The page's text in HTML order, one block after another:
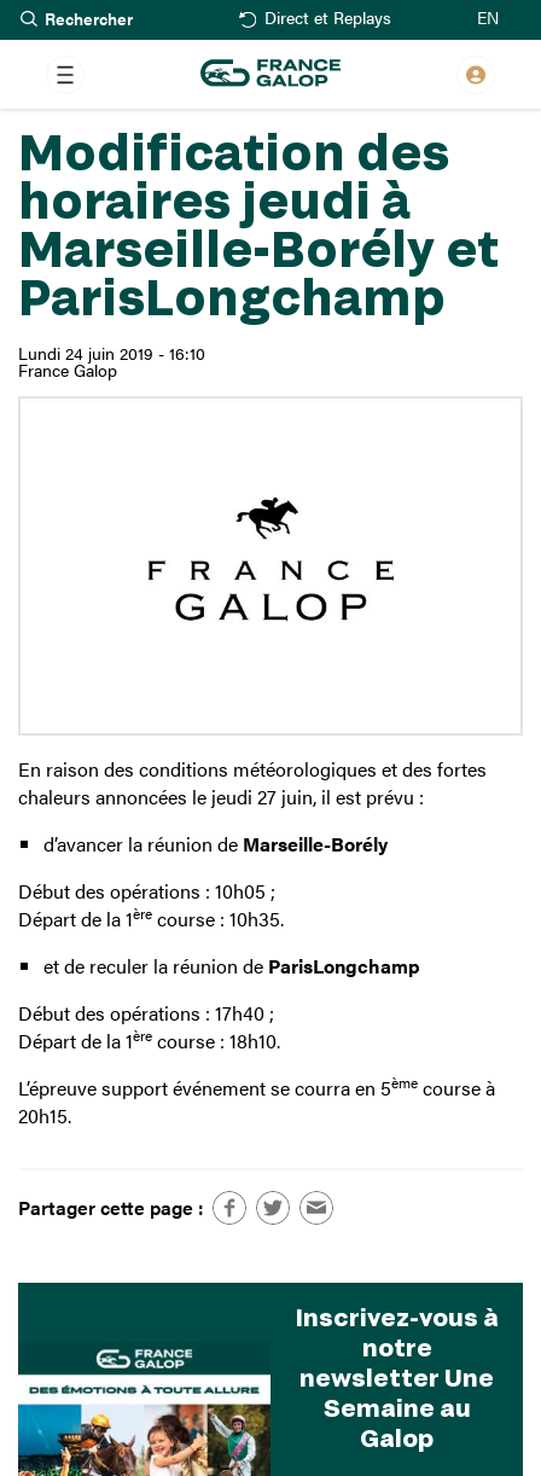
Aller
au
contenu
principal
Rechercher Direct et Replays EN
Modification des
horaires jeudi à
Marseille-Borély et
ParisLongchamp
Lundi 24 juin 2019 - 16:10
France Galop
En raison des conditions météorologiques et des fortes
chaleurs annoncées le jeudi 27 juin, il est prévu :
d’avancer la réunion de Marseille-Borély
Début des opérations : 10h05 ;
Départ de la 1ère course : 10h35.
et de reculer la réunion de ParisLongchamp
Début des opérations : 17h40 ;
Départ de la 1ère course : 18h10.
L’épreuve support événement se courra en 5ème course à
20h15.
Partager cette page :
Inscrivez-vous à
notre
newsletter Une
Semaine au
Galop